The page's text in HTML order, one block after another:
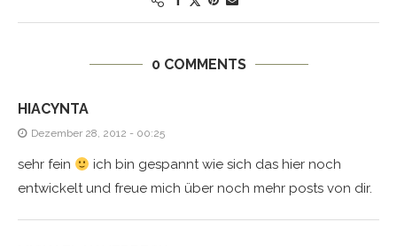
0 COMMENTS
HIACYNTA
Dezember 28, 2012 - 00:25
sehr fein
ich bin gespannt wie sich das hier noch
entwickelt und freue mich über noch mehr posts von dir.